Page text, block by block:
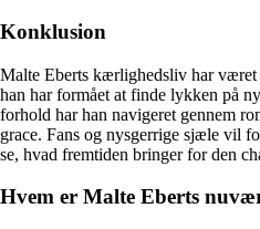
Konklusion
Malte Eberts kærlighedsliv har været
han har formået at finde lykken på
forhold har han navigeret gennem
grace. Fans og nysgerrige sjæle vil
se, hvad fremtiden bringer for den
Hvem er Malte Eberts